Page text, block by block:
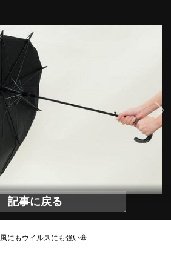
記事に戻る
風にもウイルスにも強い傘